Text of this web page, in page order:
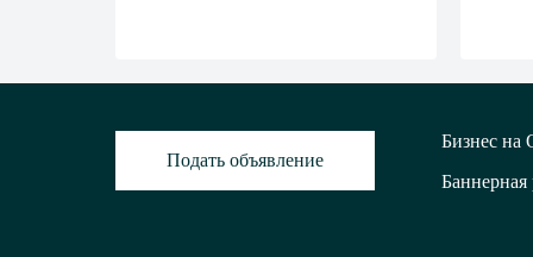
Подать объявление
Бизнес на